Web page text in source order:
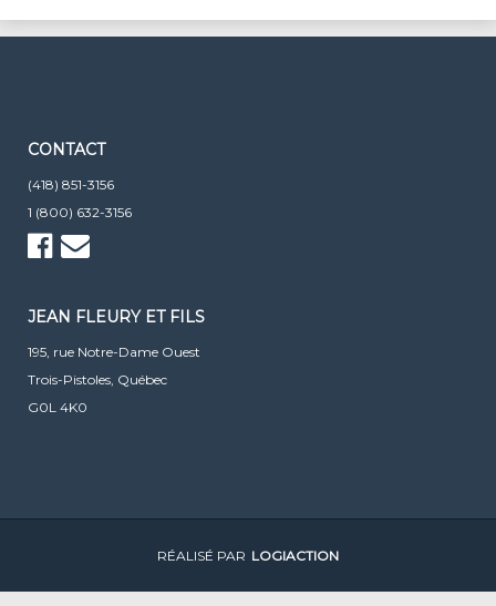
CONTACT
(418) 851-3156
1 (800) 632-3156
JEAN FLEURY ET FILS
195, rue Notre-Dame Ouest
Trois-Pistoles, Québec
G0L 4K0
RÉALISÉ PAR LOGIACTION